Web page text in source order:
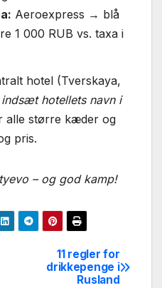
Aeroexpress → blå
1 000 RUB vs. taxa i
hotel (Tverskaya,
indsæt hotellets navn i
alle større kæder og
pris.
– og god kamp!
11 regler for
drikkepenge i
Rusland